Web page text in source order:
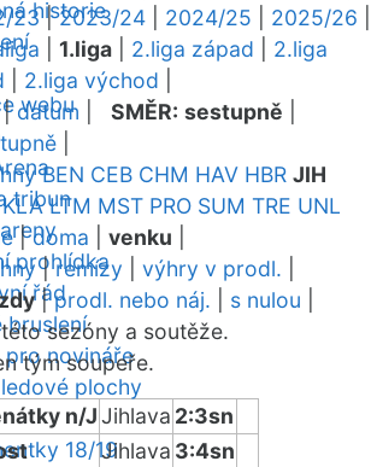
historie
webu
tribun
prohlídka
řád
bruslení
pro novináře
plochy
18/19
23|2023/24 2024/25 2025/26
1.liga 2.liga západ
2.liga
2.liga východ
datum SMĚR: sestupně
BEN CEB CHM HAV HBR JIH
KLA LTM MST PRO SUM TRE UNL
|doma venku
|remízy výhry v prodl.
|prodl. nebo náj. s nulou
sezóny a soutěže.
tým soupeře.
n/JJihlava 2:3sn
Jihlava 3:4sn